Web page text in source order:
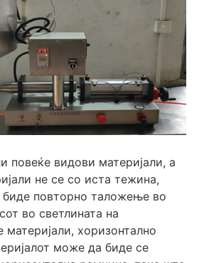
повеќе видови материјали, а
не се со иста тежина,
биде повторно таложење во
во светлината на
материјали, хоризонтално
може да биде се